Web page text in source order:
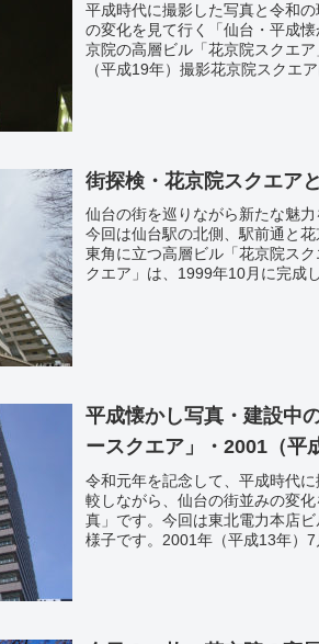
平成時代に撮影した写真と令和
の変化を見て行く「仙台・平成
京院の高層ビル「花京院スクエ
（平成19年）撮影花京院スクエ
街探検・花京院スクエア
仙台の街を巡りながら新たな魅
今回は仙台駅の北側、駅前通と
東角に立つ高層ビル「花京院ス
クエア」は、1999年10月に完成
平成懐かし写真・建設中
ースクエア」・2001（平
令和元年を記念して、平成時代
較しながら、仙台の街並みの変
真」です。今回は東北電力本店
様子です。2001年（平成13年）7